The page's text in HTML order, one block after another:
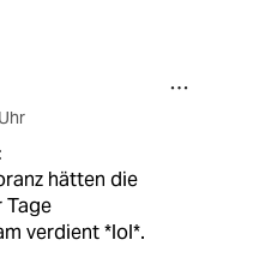
hätten die
Tage
verdient *lol*.